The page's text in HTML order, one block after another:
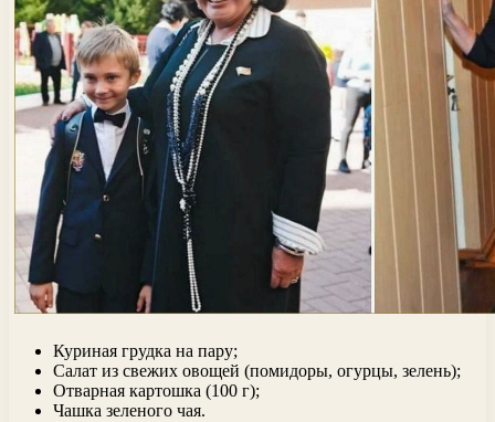
Куриная грудка на пару;
Салат из свежих овощей (помидоры, огурцы, зелень);
Отварная картошка (100 г);
Чашка зеленого чая.